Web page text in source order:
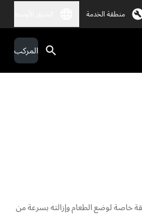
منطقة الخدمة
المركب
خاصة لوضع الطعام وإزالته بسرعة من